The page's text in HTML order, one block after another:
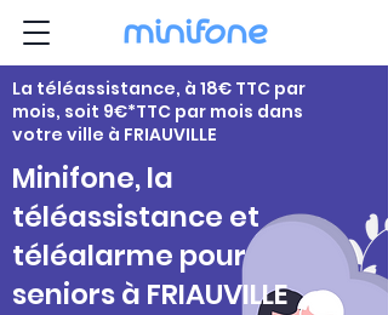
La téléassistance, à 18€ TTC par
mois, soit 9€*TTC par mois dans
votre ville à FRIAUVILLE
Minifone, la
téléassistance et
téléalarme pour
seniors à FRIAUVILLE